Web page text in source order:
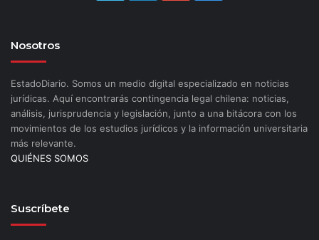
Nosotros
EstadoDiario. Somos un medio digital especializado en noticias
jurídicas. Aquí encontrarás contingencia legal chilena: noticias,
análisis, jurisprudencia y legislación, junto a una bitácora con los
movimientos de los estudios jurídicos y la información universitaria
más relevante.
QUIÉNES SOMOS
Suscríbete